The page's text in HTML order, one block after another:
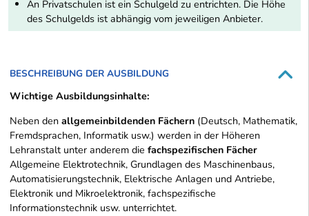
An Privatschulen ist ein Schulgeld zu entrichten. Die Höhe
des Schulgelds ist abhängig vom jeweiligen Anbieter.
BESCHREIBUNG DER AUSBILDUNG
Wichtige Ausbildungsinhalte:
Neben den allgemeinbildenden Fächern (Deutsch, Mathematik,
Fremdsprachen, Informatik usw.) werden in der Höheren
Lehranstalt unter anderem die fachspezifischen Fächer
Allgemeine Elektrotechnik, Grundlagen des Maschinenbaus,
Automatisierungstechnik, Elektrische Anlagen und Antriebe,
Elektronik und Mikroelektronik, fachspezifische
Informationstechnik usw. unterrichtet.